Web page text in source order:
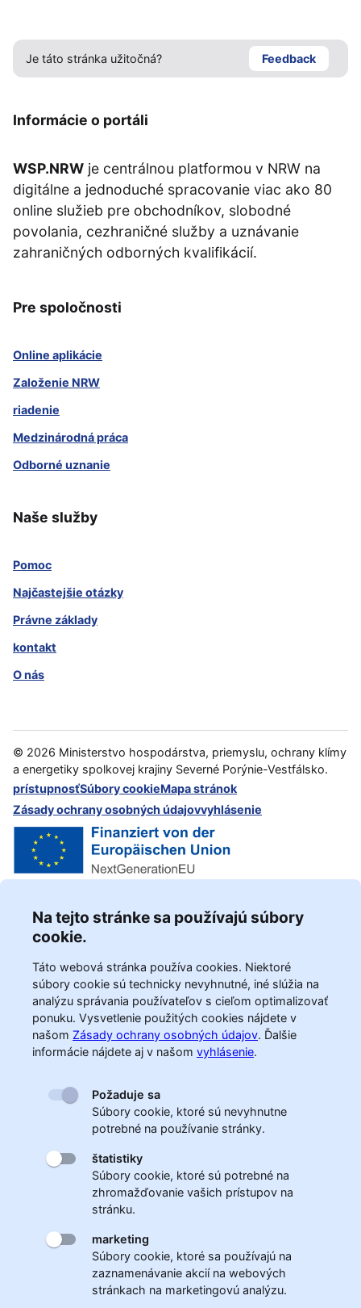
Je táto stránka užitočná? Feedback
Informácie o portáli
WSP.NRW je centrálnou platformou v NRW na
digitálne a jednoduché spracovanie viac ako 80
online služieb pre obchodníkov, slobodné
povolania, cezhraničné služby a uznávanie
zahraničných odborných kvalifikácií.
Pre spoločnosti
Online aplikácie
Založenie NRW
riadenie
Medzinárodná práca
Odborné uznanie
Naše služby
Pomoc
Najčastejšie otázky
Právne základy
kontakt
O nás
© 2026 Ministerstvo hospodárstva, priemyslu, ochrany klímy
a energetiky spolkovej krajiny Severné Porýnie-Vestfálsko.
prístupnosťSúbory cookieMapa stránok
Zásady ochrany osobných údajovvyhlásenie
Na tejto stránke sa používajú súbory
cookie.
Táto webová stránka používa cookies. Niektoré
súbory cookie sú technicky nevyhnutné, iné slúžia na
analýzu správania používateľov s cieľom optimalizovať
ponuku. Vysvetlenie použitých cookies nájdete v
našom Zásady ochrany osobných údajov. Ďalšie
informácie nájdete aj v našom vyhlásenie.
Požaduje sa
Súbory cookie, ktoré sú nevyhnutne
potrebné na používanie stránky.
štatistiky
Súbory cookie, ktoré sú potrebné na
zhromažďovanie vašich prístupov na
stránku.
marketing
Súbory cookie, ktoré sa používajú na
zaznamenávanie akcií na webových
stránkach na marketingovú analýzu.